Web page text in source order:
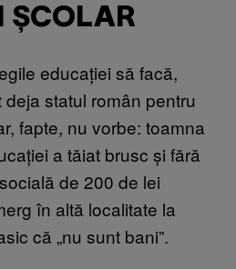
ȘCOLAR
educației să facă,
statul român pentru
fapte, nu vorbe: toamna
a tăiat brusc și fără
de 200 de lei
în altă localitate la
că „nu sunt bani”.